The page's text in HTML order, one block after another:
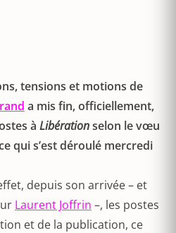
tensions et motions de
a mis fin, officiellement,
à Libérationselon le vœu
qui s’est déroulé mercredi
depuis son arrivée – et
Laurent Joffrin –, les postes
et de la publication, ce